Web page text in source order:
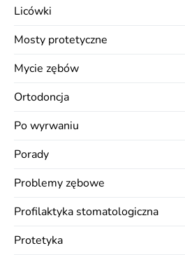
Licówki
Mosty protetyczne
Mycie zębów
Ortodoncja
Po wyrwaniu
Porady
Problemy zębowe
Profilaktyka stomatologiczna
Protetyka